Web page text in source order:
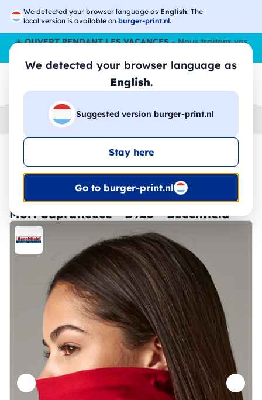
We detected your browser language as English. The
local version is available on burger-print.nl.
We detected your browser language as
English.
Suggested version burger-print.nl
Stay here
Go to burger-print.nl
☀️OUVERT PENDANT LES VACANCES– Nous traitons vos
Accessoires › chapeaux-personnalises
🔥 Impression DTF à -30 %
Morf Suprafleece - B920 - Beechfield